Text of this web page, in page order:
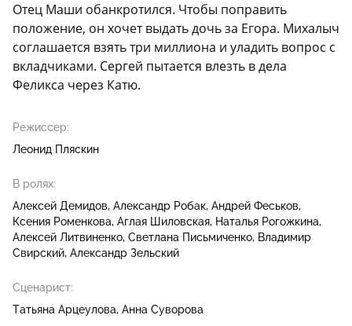
Отец Маши обанкротился. Чтобы поправить
положение, он хочет выдать дочь за Егора. Михалыч
соглашается взять три миллиона и уладить вопрос с
вкладчиками. Сергей пытается влезть в дела
Феликса через Катю.
Режиссер:
Леонид Пляскин
В ролях:
Алексей Демидов Александр Робак Андрей Феськов
Ксения Роменкова Аглая Шиловская Наталья Рогожкина
Алексей Литвиненко Светлана Письмиченко Владимир
Свирский Александр Зельский
Сценарист:
Татьяна Арцеулова Анна Суворова